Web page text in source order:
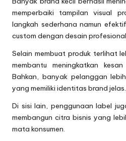
memperbaiki tampilan visual
langkah sederhana namun
custom dengan desain
Selain membuat produk terlihat
membantu meningkatkan
Bahkan, banyak pelanggan
yang memiliki identitas brand jelas.
Di sisi lain, penggunaan label
membangun citra bisnis yang
mata konsumen.